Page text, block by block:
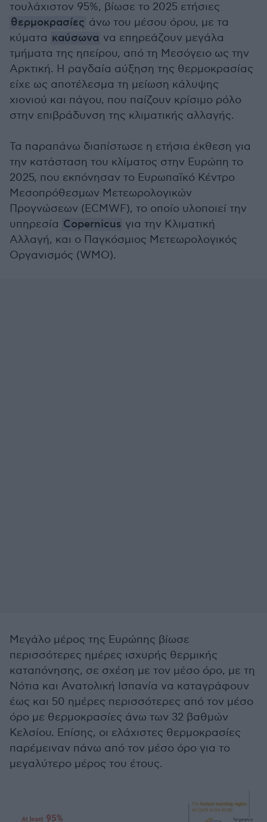
τουλάχιστον 95%, βίωσε το 2025 ετήσιες
θερμοκρασίες άνω του μέσου όρου, με τα
κύματα καύσωνα να επηρεάζουν μεγάλα
τμήματα της ηπείρου, από τη Μεσόγειο ως την
Αρκτική. Η ραγδαία αύξηση της θερμοκρασίας
είχε ως αποτέλεσμα τη μείωση κάλυψης
χιονιού και πάγου, που παίζουν κρίσιμο ρόλο
στην επιβράδυνση της κλιματικής αλλαγής.
Τα παραπάνω διαπίστωσε η ετήσια έκθεση για
την κατάσταση του κλίματος στην Ευρώπη το
2025, που εκπόνησαν το Ευρωπαϊκό Κέντρο
Μεσοπρόθεσμων Μετεωρολογικών
Προγνώσεων (ECMWF), το οποίο υλοποιεί την
υπηρεσία Copernicus για την Κλιματική
Αλλαγή, και ο Παγκόσμιος Μετεωρολογικός
Οργανισμός (WMO).
Μεγάλο μέρος της Ευρώπης βίωσε
περισσότερες ημέρες ισχυρής θερμικής
καταπόνησης, σε σχέση με τον μέσο όρο, με τη
Νότια και Ανατολική Ισπανία να καταγράφουν
έως και 50 ημέρες περισσότερες από τον μέσο
όρο με θερμοκρασίες άνω των 32 βαθμών
Κελσίου. Επίσης, οι ελάχιστες θερμοκρασίες
παρέμειναν πάνω από τον μέσο όρο για το
μεγαλύτερο μέρος του έτους.